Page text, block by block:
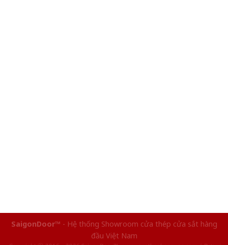
SaigonDoor™ - Hệ thống Showroom cửa thép cửa sắt hàng
đầu Việt Nam